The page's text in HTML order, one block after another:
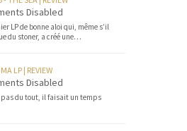
Disabled
LP de bonne aloi qui, même s’il
du stoner, a créé une…
LP | REVIEW
Disabled
pas du tout, il faisait un temps